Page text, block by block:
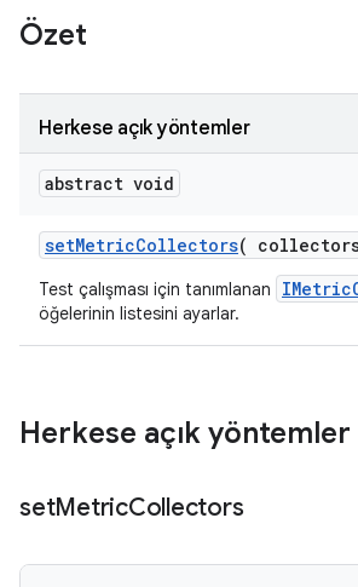
Özet
Herkese açık yöntemler
abstract void
setMetricCollectors(
Test çalışması için tanımlanan
öğelerinin listesini ayarlar.
Herkese açık yöntemler
setMetricCollectors